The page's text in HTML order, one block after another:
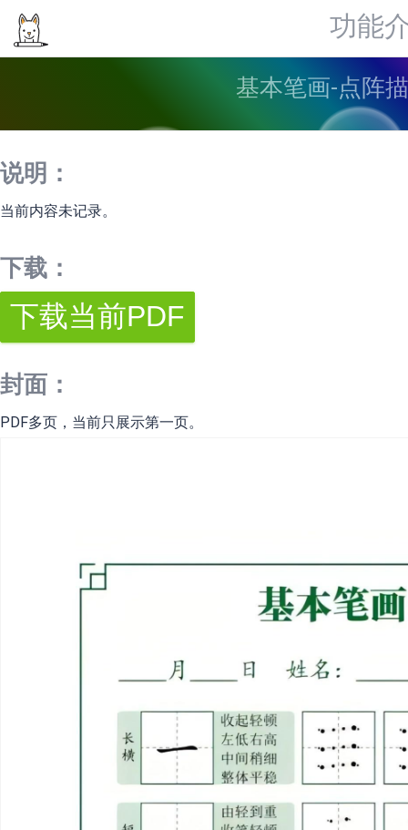
功能
基本笔画-点阵
说明：
当前内容未记录。
下载：
封面：
PDF多页，当前只展示第一页。